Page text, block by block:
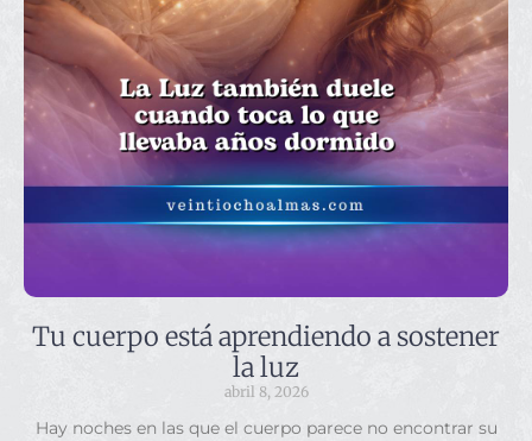
Tu cuerpo está aprendiendo a sostener
la luz
abril 8, 2026
Hay noches en las que el cuerpo parece no encontrar su